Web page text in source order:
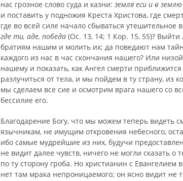
нас грозное слово суда и казни: земля ecu и в
и поставить у подножия Кре­ста Христова, где
где во всей силе начало сбываться утешительное
где ти, аде, победа (Ос. 13, 14; 1 Кор. 15, 55)?
братиям нашим и молить их; да поведают нам
каждого из нас в час скончания на­шего? Или
нашему и показать, как Ангел смерти
разлучиться от тела, и мы пойдем в ту страну, из
мы сделаем все сие и осмотрим врага нашего со
бессилие его.
Благодарение Богу, что мы можем теперь видеть
язычникам, не имущим от­кровения небесного,
ибо самые мудрейшие из них, будучи
не видит далее чувств, ни­чего не могли сказать о
по ту сторону гроба. Но христианин с Евангелием
нет там мрака непрони­цаемого; он ясно видит не